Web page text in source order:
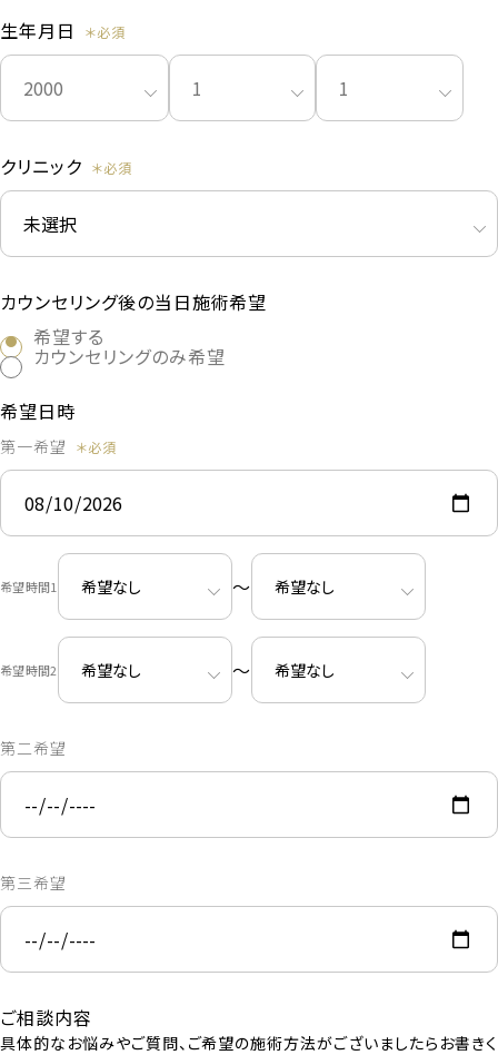
生年月日
クリニック
カウンセリング後の当日施術希望
希望する
カウンセリングのみ希望
希望日時
第一希望
希望時間1 〜
希望時間2 〜
第二希望
第三希望
ご相談内容
具体的なお悩みやご質問、ご希望の施術方法がございましたらお書きく